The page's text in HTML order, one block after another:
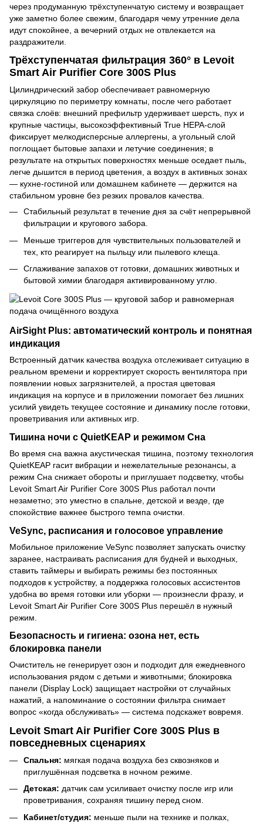
через продуманную трёхступенчатую систему и возвращает
уже заметно более свежим, благодаря чему утренние дела
идут спокойнее, а вечерний отдых не отвлекается на
раздражители.
Трёхступенчатая фильтрация 360° в Levoit
Smart Air Purifier Core 300S Plus
Цилиндрический забор обеспечивает равномерную
циркуляцию по периметру комнаты, после чего работает
связка слоёв: внешний префильтр удерживает шерсть, пух и
крупные частицы, высокоэффективный True HEPA-слой
фиксирует мелкодисперсные аллергены, а угольный слой
поглощает бытовые запахи и летучие соединения; в
результате на открытых поверхностях меньше оседает пыль,
легче дышится в период цветения, а воздух в активных зонах
— кухне-гостиной или домашнем кабинете — держится на
стабильном уровне без резких провалов качества.
Стабильный результат в течение дня за счёт непрерывной
фильтрации и кругового забора.
Меньше триггеров для чувствительных пользователей и
тех, кто реагирует на пыльцу или пылевого клеща.
Сглаживание запахов от готовки, домашних животных и
бытовой химии благодаря активированному углю.
AirSight Plus: автоматический контроль и понятная
индикация
Встроенный датчик качества воздуха отслеживает ситуацию в
реальном времени и корректирует скорость вентилятора при
появлении новых загрязнителей, а простая цветовая
индикация на корпусе и в приложении помогает без лишних
усилий увидеть текущее состояние и динамику после готовки,
проветривания или активных игр.
Тишина ночи с QuietKEAP и режимом Сна
Во время сна важна акустическая тишина, поэтому технология
QuietKEAP гасит вибрации и нежелательные резонансы, а
режим Сна снижает обороты и приглушает подсветку, чтобы
Levoit Smart Air Purifier Core 300S Plus работал почти
незаметно; это уместно в спальне, детской и везде, где
спокойствие важнее быстрого темпа очистки.
VeSync, расписания и голосовое управление
Мобильное приложение VeSync позволяет запускать очистку
заранее, настраивать расписания для будней и выходных,
ставить таймеры и выбирать режимы без постоянных
подходов к устройству, а поддержка голосовых ассистентов
удобна во время готовки или уборки — произнесли фразу, и
Levoit Smart Air Purifier Core 300S Plus перешёл в нужный
режим.
Безопасность и гигиена: озона нет, есть
блокировка панели
Очиститель не генерирует озон и подходит для ежедневного
использования рядом с детьми и животными; блокировка
панели (Display Lock) защищает настройки от случайных
нажатий, а напоминание о состоянии фильтра снимает
вопрос «когда обслуживать» — система подскажет вовремя.
Levoit Smart Air Purifier Core 300S Plus в
повседневных сценариях
Спальня: мягкая подача воздуха без сквозняков и
приглушённая подсветка в ночном режиме.
Детская: датчик сам усиливает очистку после игр или
проветривания, сохраняя тишину перед сном.
Кабинет/студия: меньше пыли на технике и полках,